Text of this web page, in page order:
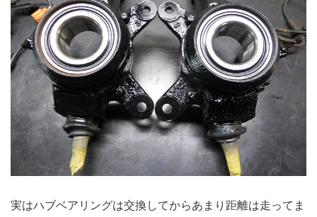
実はハブベアリングは交換してからあまり距離は走ってま